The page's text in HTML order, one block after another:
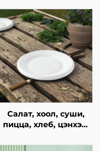
Салат, хоол, суши,
пицца, хлеб, цэнхэр,
гамбургерийг